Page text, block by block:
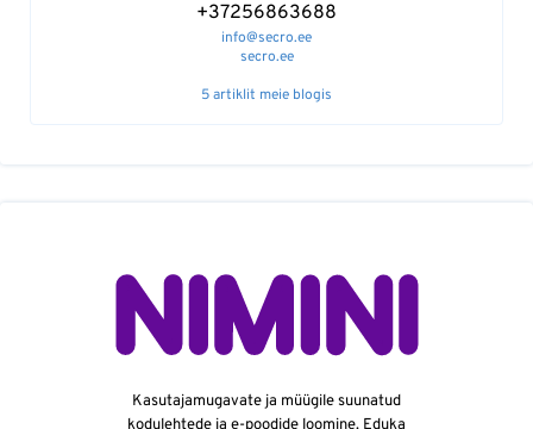
+37256863688
info@secro.ee
secro.ee
5 artiklit meie blogis
Kasutajamugavate ja müügile suunatud